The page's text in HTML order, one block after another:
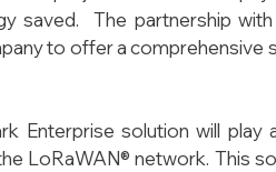
saved.  The partnership
to offer a
Enterprise solution will
LoRaWAN® network. This